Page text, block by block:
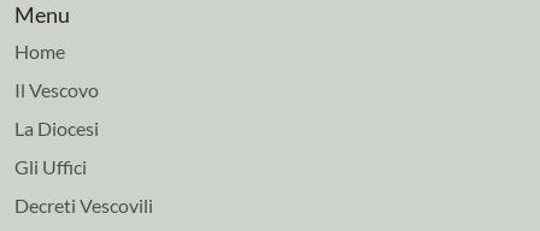
Menu
Home
Il Vescovo
La Diocesi
Gli Uffici
Decreti Vescovili